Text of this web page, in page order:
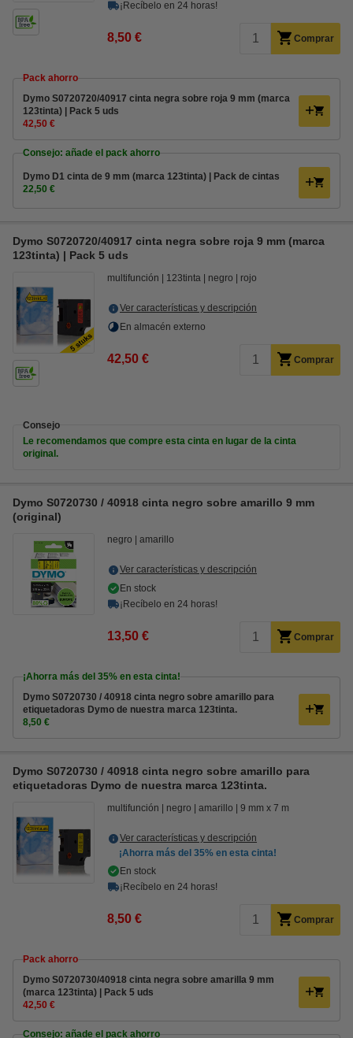
¡Recíbelo en 24 horas!
8,50 € Comprar
Pack ahorro
Dymo S0720720/40917 cinta negra sobre roja 9 mm (marca
123tinta) | Pack 5 uds
42,50 €
Consejo: añade el pack ahorro
Dymo D1 cinta de 9 mm (marca 123tinta) | Pack de cintas
22,50 €
Dymo S0720720/40917 cinta negra sobre roja 9 mm (marca
123tinta) | Pack 5 uds
multifunción 123tinta negro rojo
Ver características y descripción
En almacén externo
42,50 € Comprar
Consejo
Le recomendamos que compre esta cinta en lugar de la cinta
original.
Dymo S0720730 / 40918 cinta negro sobre amarillo 9 mm
(original)
negro amarillo
Ver características y descripción
En stock
¡Recíbelo en 24 horas!
13,50 € Comprar
¡Ahorra más del 35% en esta cinta!
Dymo S0720730 / 40918 cinta negro sobre amarillo para
etiquetadoras Dymo de nuestra marca 123tinta.
8,50 €
Dymo S0720730 / 40918 cinta negro sobre amarillo para
etiquetadoras Dymo de nuestra marca 123tinta.
multifunción negro amarillo 9 mm x 7 m
Ver características y descripción
¡Ahorra más del 35% en esta cinta!
En stock
¡Recíbelo en 24 horas!
8,50 € Comprar
Pack ahorro
Dymo S0720730/40918 cinta negra sobre amarilla 9 mm
(marca 123tinta) | Pack 5 uds
42,50 €
Consejo: añade el pack ahorro